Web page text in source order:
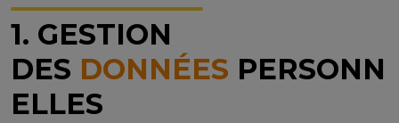
1. GESTION
DES DONNÉES PERSONN
ELLES